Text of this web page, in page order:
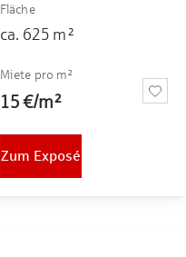
Fläche
ca. 625 m²
Miete pro m²
15 €/m²
Zum Exposé